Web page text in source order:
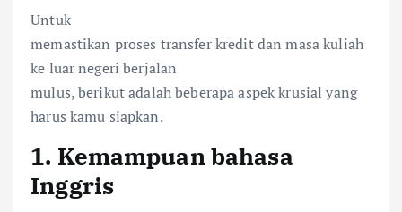
Untuk
memastikan proses transfer kredit dan masa kuliah
ke luar negeri berjalan
mulus, berikut adalah beberapa aspek krusial yang
harus kamu siapkan.
1. Kemampuan bahasa
Inggris